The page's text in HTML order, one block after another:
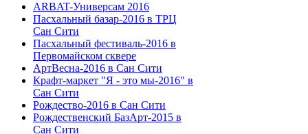
ARBAT-Универсам 2016
Пасхальный базар-2016 в ТРЦ
Сан Сити
Пасхальный фестиваль-2016 в
Первомайском сквере
АртВесна-2016 в Сан Сити
Крафт-маркет "Я - это мы-2016" в
Сан Сити
Рождество-2016 в Сан Сити
Рождественский БазАрт-2015 в
Сан Сити